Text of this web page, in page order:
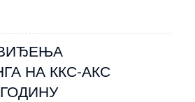
НА ККС-АКС